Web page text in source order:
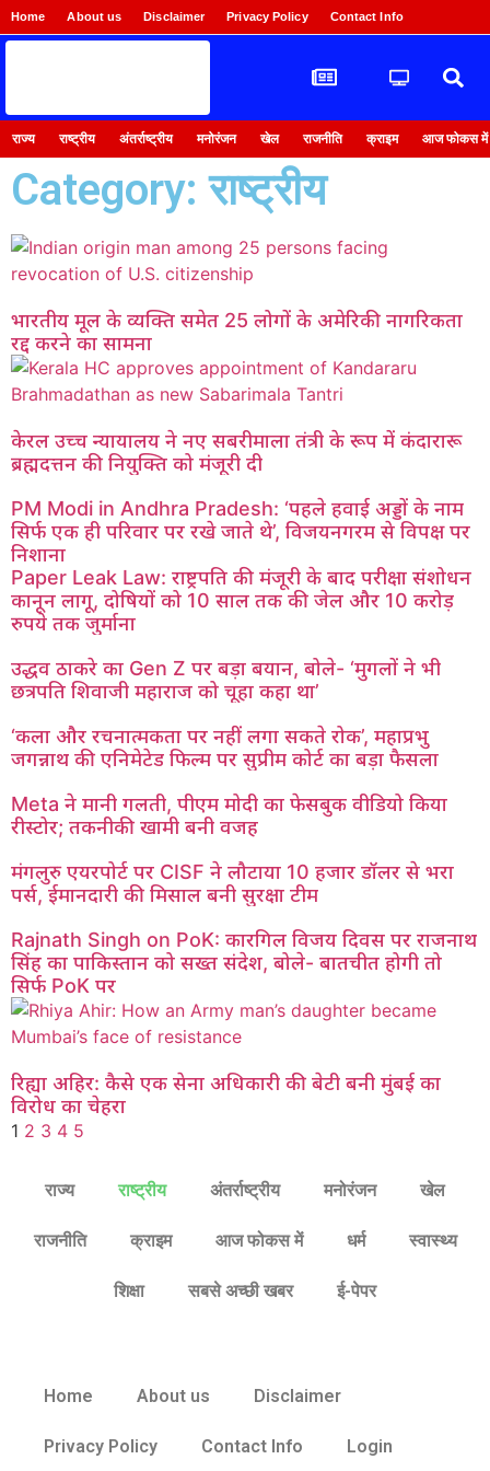
Home About us Disclaimer Privacy Policy Contact Info
राज्य राष्ट्रीय अंतर्राष्ट्रीय मनोरंजन खेल राजनीति क्राइम आज फोकस में
Category: राष्ट्रीय
भारतीय मूल के व्यक्ति समेत 25 लोगों के अमेरिकी नागरिकता
रद्द करने का सामना
केरल उच्च न्यायालय ने नए सबरीमाला तंत्री के रूप में कंदारारू
ब्रह्मदत्तन की नियुक्ति को मंजूरी दी
PM Modi in Andhra Pradesh: ‘पहले हवाई अड्डों के नाम
सिर्फ एक ही परिवार पर रखे जाते थे’, विजयनगरम से विपक्ष पर
निशाना
Paper Leak Law: राष्ट्रपति की मंजूरी के बाद परीक्षा संशोधन
कानून लागू, दोषियों को 10 साल तक की जेल और 10 करोड़
रुपये तक जुर्माना
उद्धव ठाकरे का Gen Z पर बड़ा बयान, बोले- ‘मुगलों ने भी
छत्रपति शिवाजी महाराज को चूहा कहा था’
‘कला और रचनात्मकता पर नहीं लगा सकते रोक’, महाप्रभु
जगन्नाथ की एनिमेटेड फिल्म पर सुप्रीम कोर्ट का बड़ा फैसला
Meta ने मानी गलती, पीएम मोदी का फेसबुक वीडियो किया
रीस्टोर; तकनीकी खामी बनी वजह
मंगलुरु एयरपोर्ट पर CISF ने लौटाया 10 हजार डॉलर से भरा
पर्स, ईमानदारी की मिसाल बनी सुरक्षा टीम
Rajnath Singh on PoK: कारगिल विजय दिवस पर राजनाथ
सिंह का पाकिस्तान को सख्त संदेश, बोले- बातचीत होगी तो
सिर्फ PoK पर
रिह्या अहिर: कैसे एक सेना अधिकारी की बेटी बनी मुंबई का
विरोध का चेहरा
1 2 3 4 5
राज्य राष्ट्रीय अंतर्राष्ट्रीय मनोरंजन खेल
राजनीति क्राइम आज फोकस में धर्म स्वास्थ्य
शिक्षा सबसे अच्छी खबर ई-पेपर
Home About us Disclaimer
Privacy Policy Contact Info Login